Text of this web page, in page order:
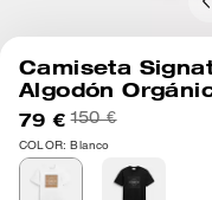
Camiseta
Algodón
79 € 150 €
COLOR: Blanco